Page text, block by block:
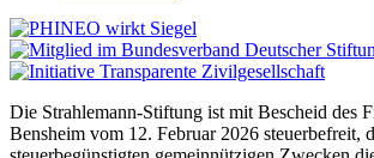
Die Strahlemann-Stiftung ist mit Bescheid des
Bensheim vom 12. Februar 2026 steuerbefreit,